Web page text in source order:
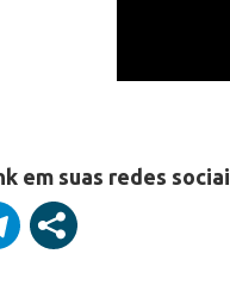
em suas redes